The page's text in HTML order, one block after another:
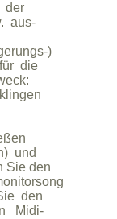
der
aus-
)
die
und
Sie den
den
Midi-